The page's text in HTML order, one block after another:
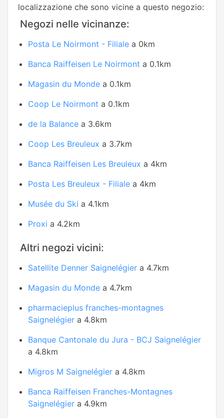
localizzazione che sono vicine a questo negozio:
Negozi nelle vicinanze:
Posta Le Noirmont - Filiale a 0km
Banca Raiffeisen Le Noirmont a 0.1km
Magasin du Monde a 0.1km
Coop Le Noirmont a 0.1km
de la Balance a 3.6km
Coop Les Breuleux a 3.7km
Banca Raiffeisen Les Breuleux a 4km
Posta Les Breuleux - Filiale a 4km
Musée du Ski a 4.1km
Proxi a 4.2km
Altri negozi vicini:
Satellite Denner Saignelégier a 4.7km
Magasin du Monde a 4.7km
pharmacieplus franches-montagnes
Saignelégier a 4.8km
Banque Cantonale du Jura - BCJ Saignelégier
a 4.8km
Migros M Saignelégier a 4.8km
Banca Raiffeisen Franches-Montagnes
Saignelégier a 4.9km